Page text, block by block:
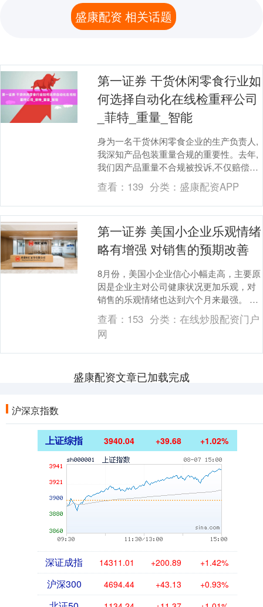
盛康配资 相关话题
第一证券 干货休闲零食行业如
何选择自动化在线检重秤公司
_菲特_重量_智能
身为一名干货休闲零食企业的生产负责人,
我深知产品包装重量合规的重要性。去年,
我们因产品重量不合规被投诉,不仅赔偿了
消费者,还面临了巨额罚款和品牌形象受损
的双重打....
查看： 139 分类： 盛康配资APP
第一证券 美国小企业乐观情绪
略有增强 对销售的预期改善
8月份，美国小企业信心小幅走高，主要原
因是企业主对公司健康状况更加乐观，对
销售的乐观情绪也达到六个月来最强。 根
据周二公布的数据，全美独立企业联合会
（NFIB）....
查看： 153 分类： 在线炒股配资门户
网
盛康配资文章已加载完成
沪深京指数
上证综指 3940.04 +39.68 +1.02%
深证成指 14311.01 +200.89 +1.42%
沪深300 4694.44 +43.13 +0.93%